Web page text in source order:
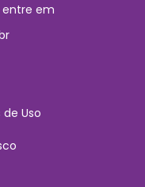
entre em
Uso